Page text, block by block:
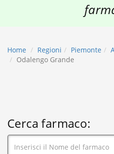
Home Regioni Piemonte
Odalengo Grande
Cerca farmaco: